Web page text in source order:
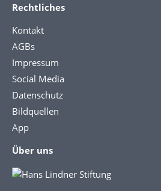
Rechtliches
Kontakt
AGBs
Impressum
Social Media
Datenschutz
Bildquellen
App
Über uns